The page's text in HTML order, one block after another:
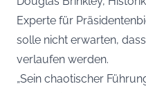
Experte für
solle nicht erwarten,
verlaufen werden.
„Sein chaotischer